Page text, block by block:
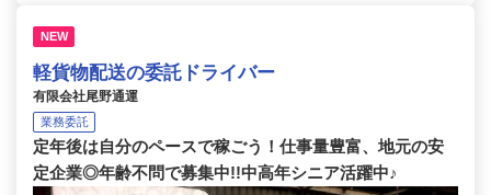
NEW
軽貨物配送の委託ドライバー
有限会社尾野通運
業務委託
定年後は自分のペースで稼ごう！仕事量豊富、地元の安
定企業◎年齢不問で募集中!!中高年シニア活躍中♪